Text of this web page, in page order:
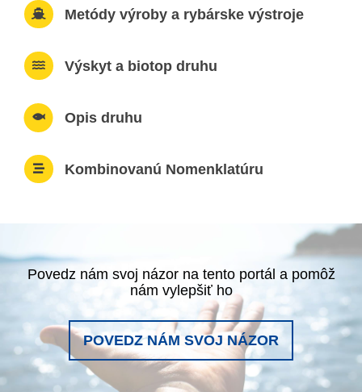
Metódy výroby a rybárske výstroje
Výskyt a biotop druhu
Opis druhu
Kombinovanú Nomenklatúru
Povedz nám svoj názor na tento portál a pomôž
nám vylepšiť ho
POVEDZ NÁM SVOJ NÁZOR